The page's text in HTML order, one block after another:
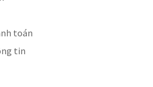
toán
tin